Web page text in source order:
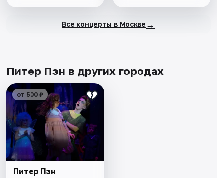
Все концерты в Москве →
Питер Пэн в других городах
от 500 ₽
Питер Пэн